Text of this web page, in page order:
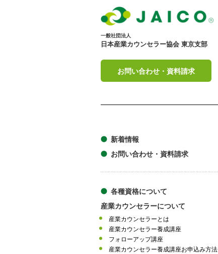
一般社団法人
日本産業カウンセラー協会 東京支部
お問い合わせ・資料請求
新着情報
お問い合わせ・資料請求
各種資格について
産業カウンセラーについて
産業カウンセラーとは
産業カウンセラー養成講座
フォローアップ講座
産業カウンセラー養成講座お申込み方法